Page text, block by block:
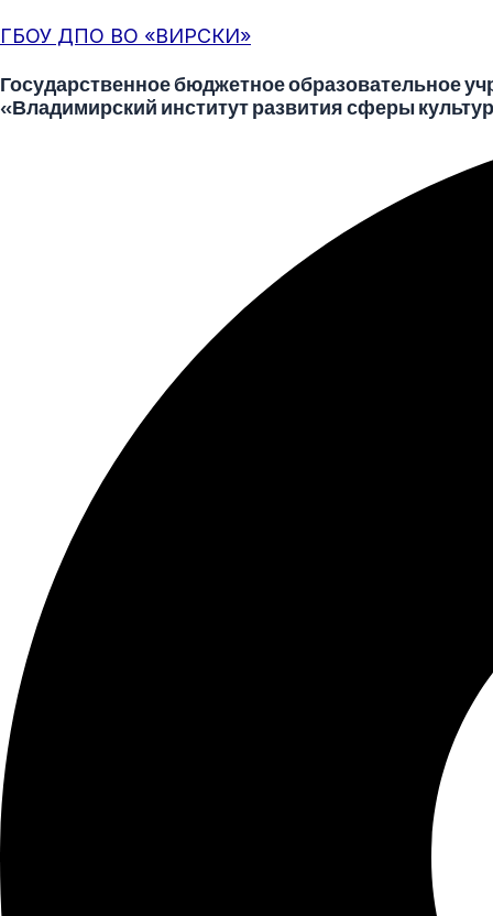
к
содержимому
ГБОУ ДПО ВО «ВИРСКИ»
Государственное бюджетное образовательное
«Владимирский институт развития сферы
navigation